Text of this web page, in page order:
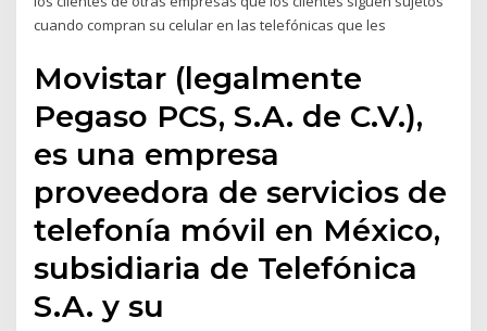
cuando compran su celular en las telefónicas que les
Movistar (legalmente
Pegaso PCS, S.A. de C.V.),
es una empresa
proveedora de servicios de
telefonía móvil en México,
subsidiaria de Telefónica
S.A. y su